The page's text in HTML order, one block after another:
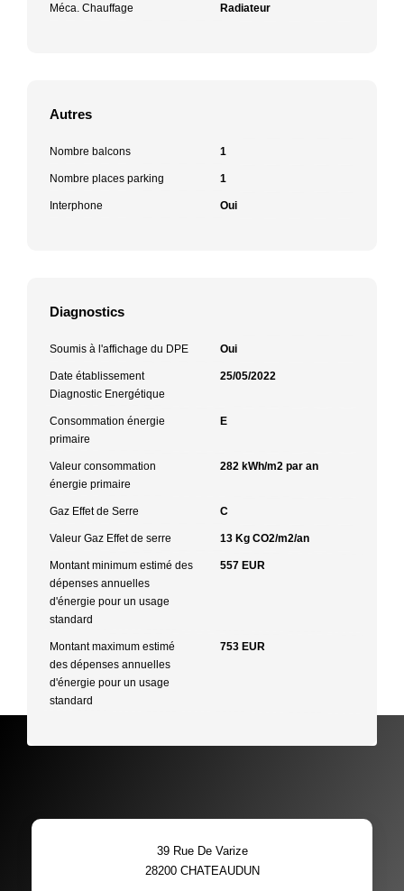
Méca. Chauffage Radiateur
Autres
Nombre balcons 1
Nombre places parking 1
Interphone Oui
Diagnostics
Soumis à l'affichage du DPE Oui
Date établissement
Diagnostic Energétique
25/05/2022
Consommation énergie
primaire
E
Valeur consommation
énergie primaire
282 kWh/m2 par an
Gaz Effet de Serre C
Valeur Gaz Effet de serre 13 Kg CO2/m2/an
Montant minimum estimé des
dépenses annuelles
d'énergie pour un usage
standard
557 EUR
Montant maximum estimé
des dépenses annuelles
d'énergie pour un usage
standard
753 EUR
39 Rue De Varize
28200 CHATEAUDUN